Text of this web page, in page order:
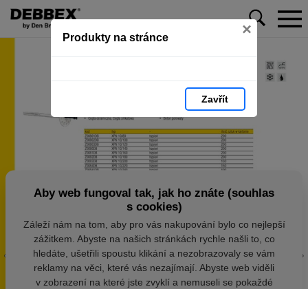
Produkty na stránce ×
Zavřít
Aby web fungoval tak, jak ho znáte (souhlas
s cookies)
Záleží nám na tom, aby pro vás nakupování bylo co nejlepší
zážitkem. Abyste na našich stránkách rychle našli to, co
hledáte, ušetřili spoustu klikání a nezobrazovaly se vám
reklamy na věci, které vás nezajímají. Abyste web viděli
v zobrazení na které jste zvyklí a nemuseli se pokaždé